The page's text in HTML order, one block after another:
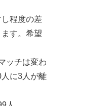
程度の差
す。希望
ッチは変わ
に3人が離